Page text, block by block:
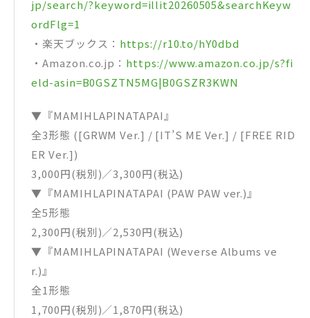
jp/search/?keyword=illit20260505&searchKeyw
ordFlg=1
・楽天ブックス： https://r10.to/hY0dbd
・Amazon.co.jp： https://www.amazon.co.jp/s?fi
eld-asin=B0GSZTN5MG|B0GSZR3KWN
▼『MAMIHLAPINATAPAI』
全3形態 ([GRWM Ver.] / [IT’S ME Ver.] / [FREE RID
ER Ver.])
3,000円(税別)／3,300円(税込)
▼『MAMIHLAPINATAPAI (PAW PAW ver.)』
全5形態
2,300円(税別)／2,530円(税込)
▼『MAMIHLAPINATAPAI (Weverse Albums ve
r.)』
全1形態
1,700円(税別)／1,870円(税込)